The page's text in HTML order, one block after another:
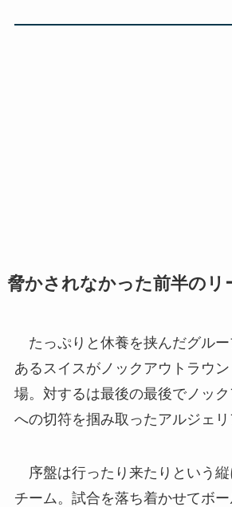
脅かされなかった前半のリ
たっぷりと休養を挟んだグル
あるスイスがノックアウトラウ
場。対するは最後の最後でノッ
への切符を掴み取ったアルジェリ
序盤は行ったり来たりという縦
チーム。試合を落ち着かせてボ